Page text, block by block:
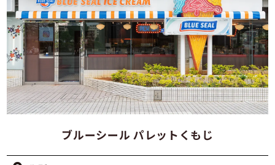
ブルーシール パレットくもじ